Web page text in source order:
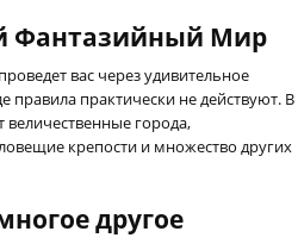
Фантазийный Мир
вас через удивительное
правила практически не действуют. В
величественные города,
крепости и множество других
другое